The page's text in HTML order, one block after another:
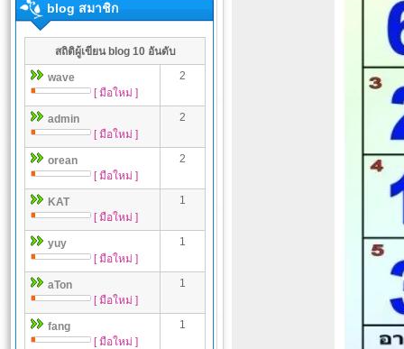
blog สมาชิก
สถิติผู้เขียน blog 10 อันดับ
wave
[ มือใหม่ ]
2
admin
[ มือใหม่ ]
2
orean
[ มือใหม่ ]
2
KAT
[ มือใหม่ ]
1
yuy
[ มือใหม่ ]
1
aTon
[ มือใหม่ ]
1
fang
[ มือใหม่ ]
1